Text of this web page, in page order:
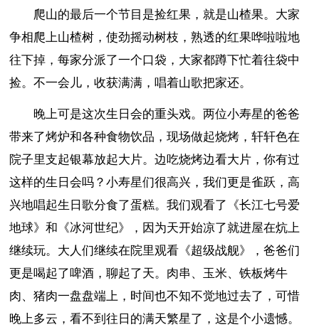
爬山的最后一个节目是捡红果，就是山楂果。大家
争相爬上山楂树，使劲摇动树枝，熟透的红果哗啦啦地
往下掉，每家分派了一个口袋，大家都蹲下忙着往袋中
捡。不一会儿，收获满满，唱着山歌把家还。
晚上可是这次生日会的重头戏。两位小寿星的爸爸
带来了烤炉和各种食物饮品，现场做起烧烤，轩轩色在
院子里支起银幕放起大片。边吃烧烤边看大片，你有过
这样的生日会吗？小寿星们很高兴，我们更是雀跃，高
兴地唱起生日歌分食了蛋糕。我们观看了《长江七号爱
地球》和《冰河世纪》，因为天开始凉了就进屋在炕上
继续玩。大人们继续在院里观看《超级战舰》，爸爸们
更是喝起了啤酒，聊起了天。肉串、玉米、铁板烤牛
肉、猪肉一盘盘端上，时间也不知不觉地过去了，可惜
晚上多云，看不到往日的满天繁星了，这是个小遗憾。